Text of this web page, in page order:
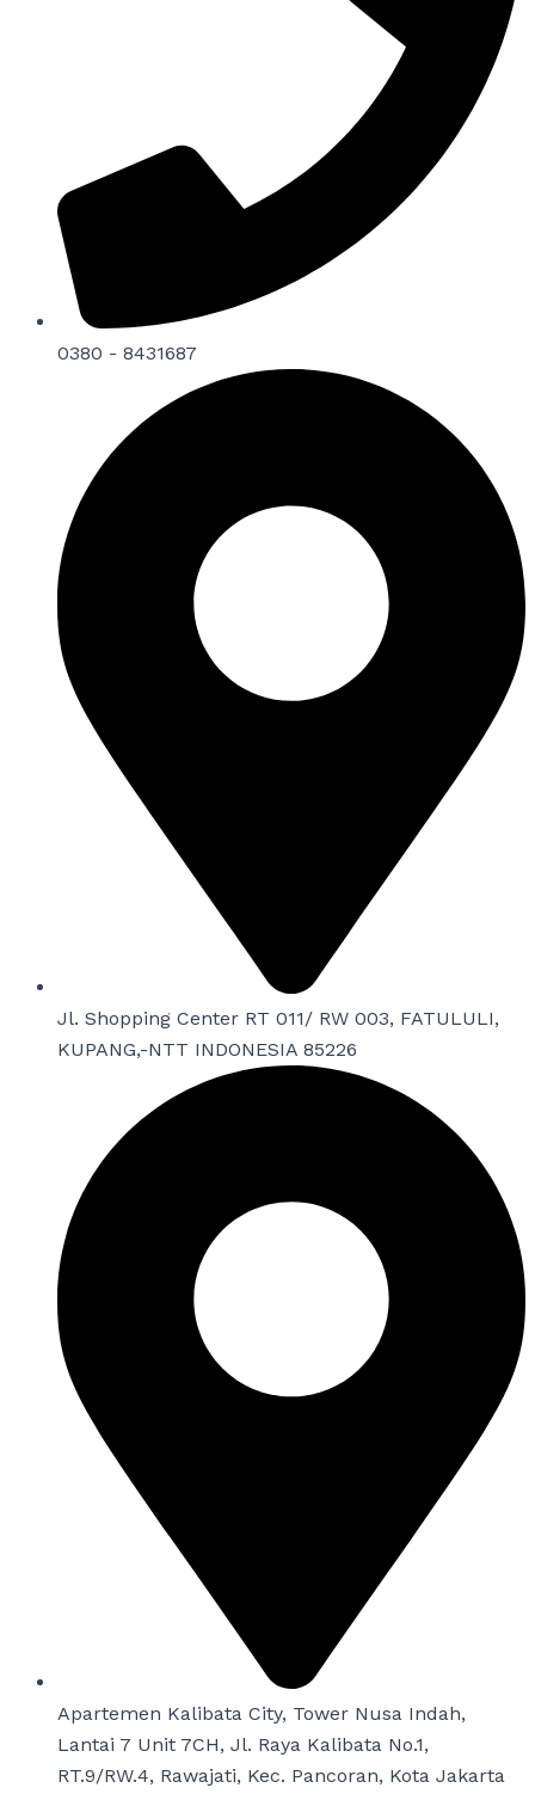
0380 - 8431687
Jl. Shopping Center RT 011/ RW 003, FATULULI,
KUPANG,-NTT INDONESIA 85226
Apartemen Kalibata City, Tower Nusa Indah,
Lantai 7 Unit 7CH, Jl. Raya Kalibata No.1,
RT.9/RW.4, Rawajati, Kec. Pancoran, Kota Jakarta